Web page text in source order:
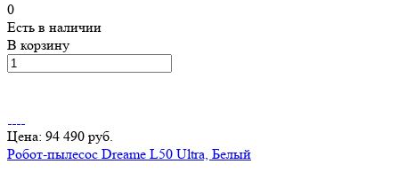
0
Есть в наличии
В корзину
Цена: 94 490 руб.
Робот-пылесос Dreame L50 Ultra, Белый